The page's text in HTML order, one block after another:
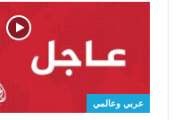
عربي وعالمي